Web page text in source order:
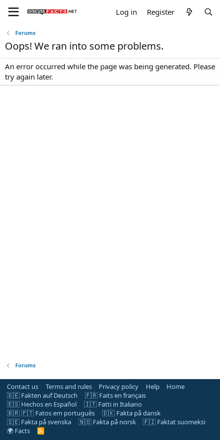
Log in Register
Forums
Oops! We ran into some problems.
An error occurred while the page was being generated. Please
try again later.
Forums
Contact us Terms and rules Privacy policy Help
Home
🇩🇪 Fakten auf Deutsch
🇫🇷 Faits en français
🇪🇸 Hechos en Español
🇮🇹 Fatti in Italiano
🇧🇷 🇵🇹 Fatos em português
🇩🇰 Fakta på dansk
🇸🇪 Fakta på svenska
🇳🇴 Fakta på norsk
🇫🇮 Faktat suomeksi
🌍 Facts
R